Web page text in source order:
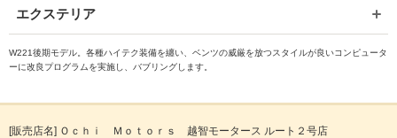
エクステリア
W221後期モデル。各種ハイテク装備を纏い、ベンツの威厳を放つスタイルが良いコンピュータ
ーに改良プログラムを実施し、バブリングします。
[販売店名] Ｏｃｈｉ Ｍｏｔｏｒｓ 越智モータース ルート２号店